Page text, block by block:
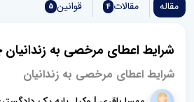
مقاله مقالات 4 قوانین 5
شرایط اعطای مرخصی به
شرایط اعطای مرخصی به زندانیان